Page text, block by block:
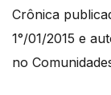
Crônica
1°/01/2015 e
no